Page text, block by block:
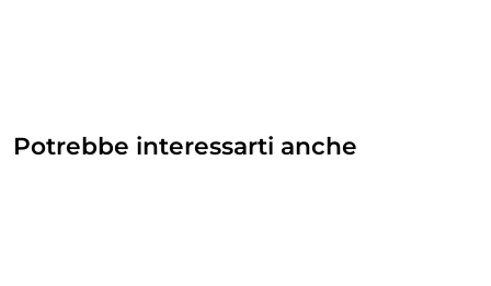
Potrebbe interessarti anche